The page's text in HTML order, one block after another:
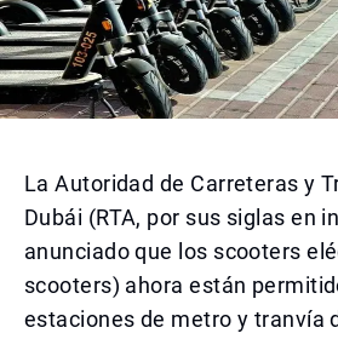
La Autoridad de Carreteras y
Dubái (RTA, por sus siglas en
anunciado que los scooters
scooters) ahora están
estaciones de metro y tranvía